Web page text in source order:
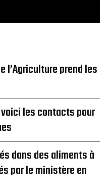
prend les
: voici les contacts pour
dans des aliments à
par le ministère en